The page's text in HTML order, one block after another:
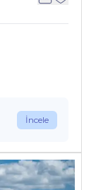
İncele